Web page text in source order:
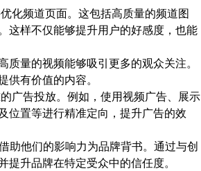
化频道页面。这包括高质量的频道图
这样不仅能够提升用户的好感度，也能
质量的视频能够吸引更多的观众关注。
有价值的内容。
广告投放。例如，使用视频广告、展示
位置等进行精准定向，提升广告的效
助他们的影响力为品牌背书。通过与创
升品牌在特定受众中的信任度。